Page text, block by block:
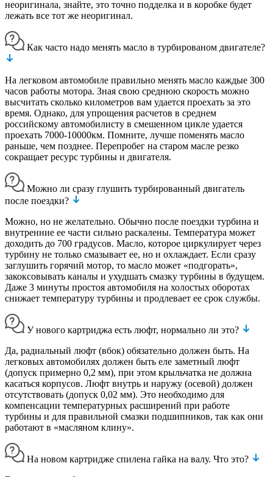
неоригинала, знайте, это точно подделка и в коробке будет
лежать все тот же неоригинал.
Как часто надо менять масло в турбированом двигателе?
На легковом автомобиле правильно менять масло каждые 300
часов работы мотора. Зная свою среднюю скорость можно
высчитать сколько километров вам удается проехать за это
время. Однако, для упрощения расчетов в среднем
российскому автомобилисту в смешенном цикле удается
проехать 7000-10000км. Помните, лучше поменять масло
раньше, чем позднее. Перепробег на старом масле резко
сокращает ресурс турбины и двигателя.
Можно ли сразу глушить турбированный двигатель
после поездки?
Можно, но не желательно. Обычно после поездки турбина и
внутренние ее части сильно раскалены. Температура может
доходить до 700 градусов. Масло, которое циркулирует через
турбину не только смазывает ее, но и охлаждает. Если сразу
заглушить горячий мотор, то масло может «подгорать»,
закоксовывать каналы и ухудшать смазку турбины в будущем.
Даже 3 минуты простоя автомобиля на холостых оборотах
снижает температуру турбины и продлевает ее срок службы.
У нового картриджа есть люфт, нормально ли это?
Да, радиальный люфт (вбок) обязательно должен быть. На
легковых автомобилях должен быть еле заметный люфт
(допуск примерно 0,2 мм), при этом крыльчатка не должна
касаться корпусов. Люфт внутрь и наружу (осевой) должен
отсутствовать (допуск 0,02 мм). Это необходимо для
компенсации температурных расширений при работе
турбины и для правильной смазки подшипников, так как они
работают в «масляном клину».
На новом картридже спилена гайка на валу. Что это?